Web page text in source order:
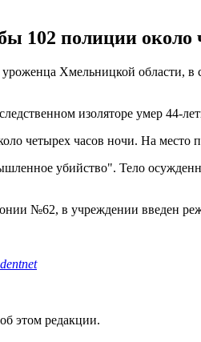
102 полиции около
Хмельницкой области, в
изоляторе умер 44-
четырех часов ночи. На место
убийство". Тело
№62, в учреждении введен
этом редакции.